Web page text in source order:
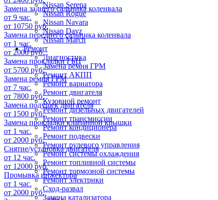
Nissan Serena
Nissan Rogue
Nissan Navara
Nissan Dayz
Nissan March
Ремонт
Диагностика
Замена ремня ГРМ
Ремонт АКПП
Ремонт вариатора
Ремонт двигателя
Кузовной ремонт
Ремонт дизельных двигателей
Ремонт трансмиссии
Ремонт кондиционера
Ремонт подвески
Ремонт рулевого управления
Ремонт системы охлаждения
Ремонт топливной системы
Ремонт тормозной системы
Ремонт электрики
Сход-развал
Замена катализатора
Замена заднего сальника коленвала
от 9 час.
от 10750 руб.
Замена переднего сальника коленвала
от 1 час.
от 2000 руб.
Замена прокладки ГБЦ
от 5700 руб.
Замена ремня ГРМ
от 7 час.
от 7800 руб.
Замена подушек двигателя
от 1500 руб.
Замена прокладки клапанной крышки
от 1 час.
от 2000 руб.
Снятие/установка двигателя
от 12 час.
от 12000 руб.
Промывка инжектора
от 1 час.
от 2000 руб.